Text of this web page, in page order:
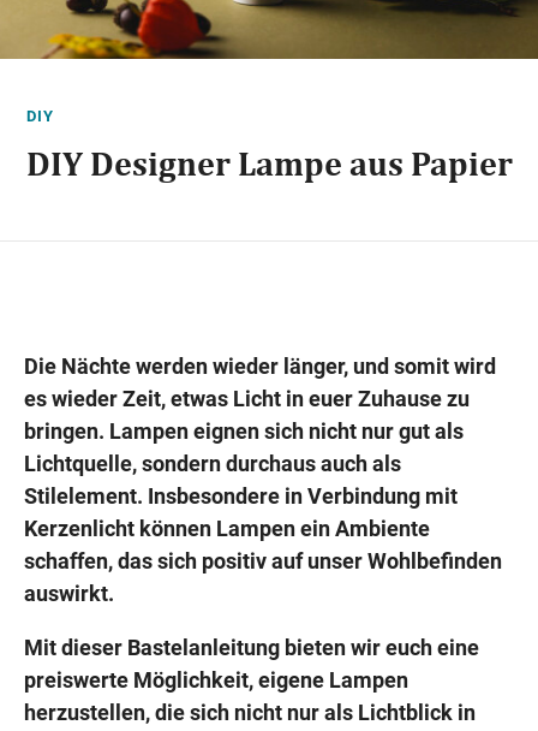
Samstag
SAMSTAG
Wegbeschreibung
DIY
DIY Designer Lampe aus Papier
Die Nächte werden wieder länger, und somit wird
es wieder Zeit, etwas Licht in euer Zuhause zu
bringen. Lampen eignen sich nicht nur gut als
Lichtquelle, sondern durchaus auch als
Stilelement. Insbesondere in Verbindung mit
Kerzenlicht können Lampen ein Ambiente
schaffen, das sich positiv auf unser Wohlbefinden
auswirkt.
Mit dieser Bastelanleitung bieten wir euch eine
preiswerte Möglichkeit, eigene Lampen
herzustellen, die sich nicht nur als Lichtblick in